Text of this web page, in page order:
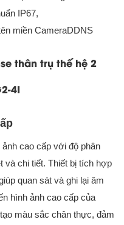
IP67,
miền CameraDDNS
thân trụ thế hệ 2
4I
cao cấp với độ phân
và chi tiết. Thiết bị tích hợp
quan sát và ghi lại âm
hình ảnh cao cấp của
màu sắc chân thực, đảm